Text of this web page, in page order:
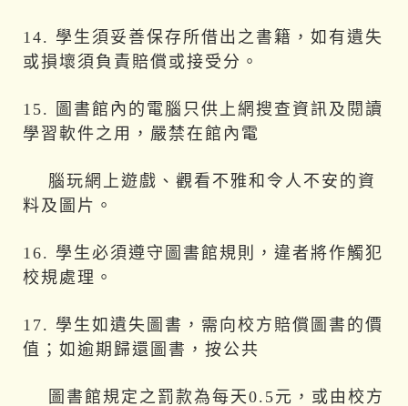
14. 學生須妥善保存所借出之書籍，如有遺失
或損壞須負責賠償或接受分。
15. 圖書館內的電腦只供上網搜查資訊及閱讀
學習軟件之用，嚴禁在館內電
腦玩網上遊戲、觀看不雅和令人不安的資
料及圖片。
16. 學生必須遵守圖書館規則，違者將作觸犯
校規處理。
17. 學生如遺失圖書，需向校方賠償圖書的價
值；如逾期歸還圖書，按公共
圖書館規定之罰款為每天0.5元，或由校方